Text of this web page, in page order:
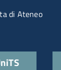
di Ateneo